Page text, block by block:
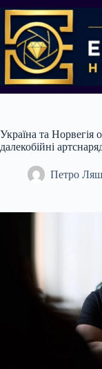
до
вмісту
Україна та Норвегія
далекобійні
Петро